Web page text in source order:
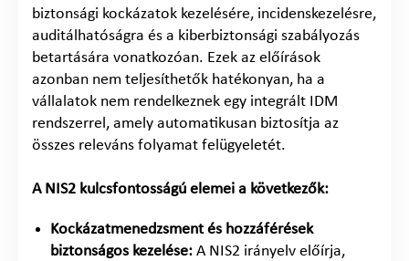
biztonsági kockázatok kezelésére, incidenskezelésre,
auditálhatóságra és a kiberbiztonsági szabályozás
betartására vonatkozóan. Ezek az előírások
azonban nem teljesíthetők hatékonyan, ha a
vállalatok nem rendelkeznek egy integrált IDM
rendszerrel, amely automatikusan biztosítja az
összes releváns folyamat felügyeletét.
A NIS2 kulcsfontosságú elemei a következők:
Kockázatmenedzsment és hozzáférések
biztonságos kezelése: A NIS2 irányelv előírja,